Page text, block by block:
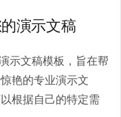
演示文稿
示文稿模板，旨在帮
艳的专业演示文
根据自己的特定需